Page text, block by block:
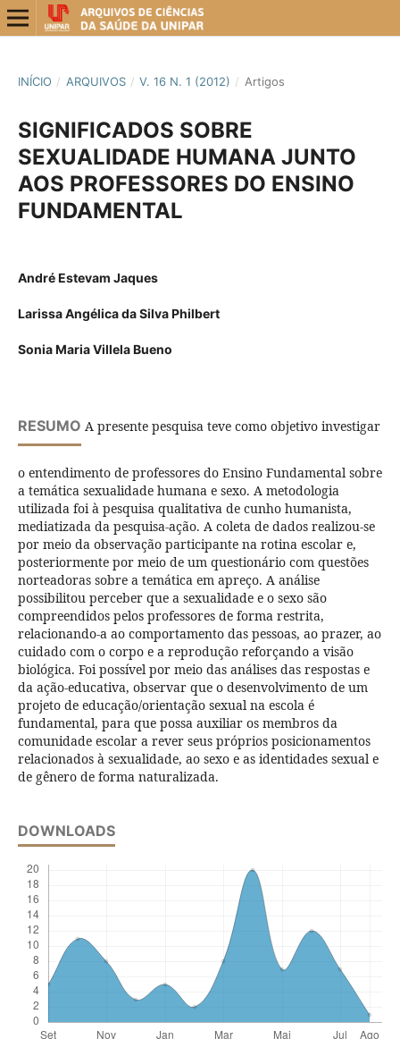
INÍCIO / ARQUIVOS / V. 16 N. 1 (2012) / Artigos
SIGNIFICADOS SOBRE
SEXUALIDADE HUMANA JUNTO
AOS PROFESSORES DO ENSINO
FUNDAMENTAL
André Estevam Jaques
Larissa Angélica da Silva Philbert
Sonia Maria Villela Bueno
RESUMO A presente pesquisa teve como objetivo investigar
o entendimento de professores do Ensino Fundamental sobre
a temática sexualidade humana e sexo. A metodologia
utilizada foi à pesquisa qualitativa de cunho humanista,
mediatizada da pesquisa-ação. A coleta de dados realizou-se
por meio da observação participante na rotina escolar e,
posteriormente por meio de um questionário com questões
norteadoras sobre a temática em apreço. A análise
possibilitou perceber que a sexualidade e o sexo são
compreendidos pelos professores de forma restrita,
relacionando-a ao comportamento das pessoas, ao prazer, ao
cuidado com o corpo e a reprodução reforçando a visão
biológica. Foi possível por meio das análises das respostas e
da ação-educativa, observar que o desenvolvimento de um
projeto de educação/orientação sexual na escola é
fundamental, para que possa auxiliar os membros da
comunidade escolar a rever seus próprios posicionamentos
relacionados à sexualidade, ao sexo e as identidades sexual e
de gênero de forma naturalizada.
DOWNLOADS